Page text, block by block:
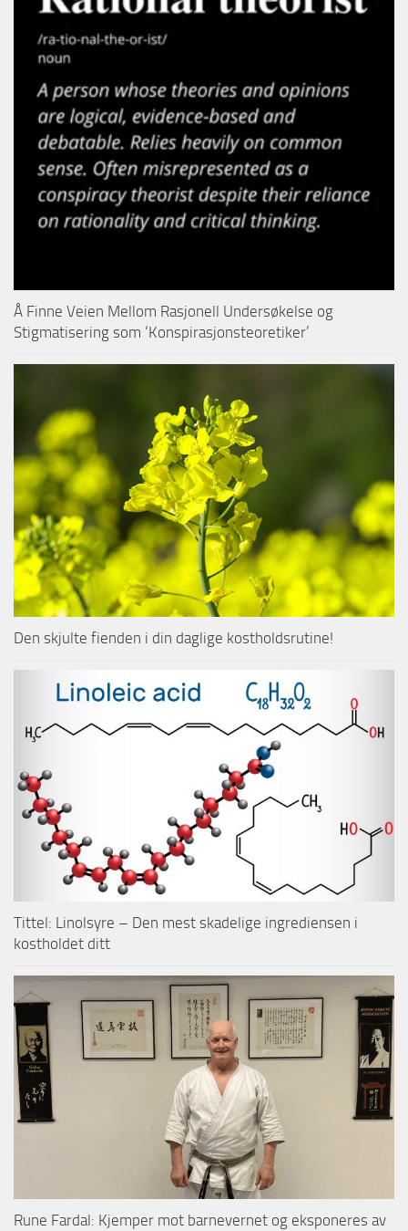
Å Finne Veien Mellom Rasjonell Undersøkelse og
Stigmatisering som ‘Konspirasjonsteoretiker’
Den skjulte fienden i din daglige kostholdsrutine!
Tittel: Linolsyre – Den mest skadelige ingrediensen i
kostholdet ditt
Rune Fardal: Kjemper mot barnevernet og eksponeres av